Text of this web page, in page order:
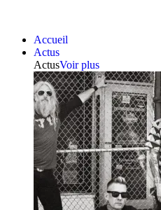
Accueil
Actus
ActusVoir plus